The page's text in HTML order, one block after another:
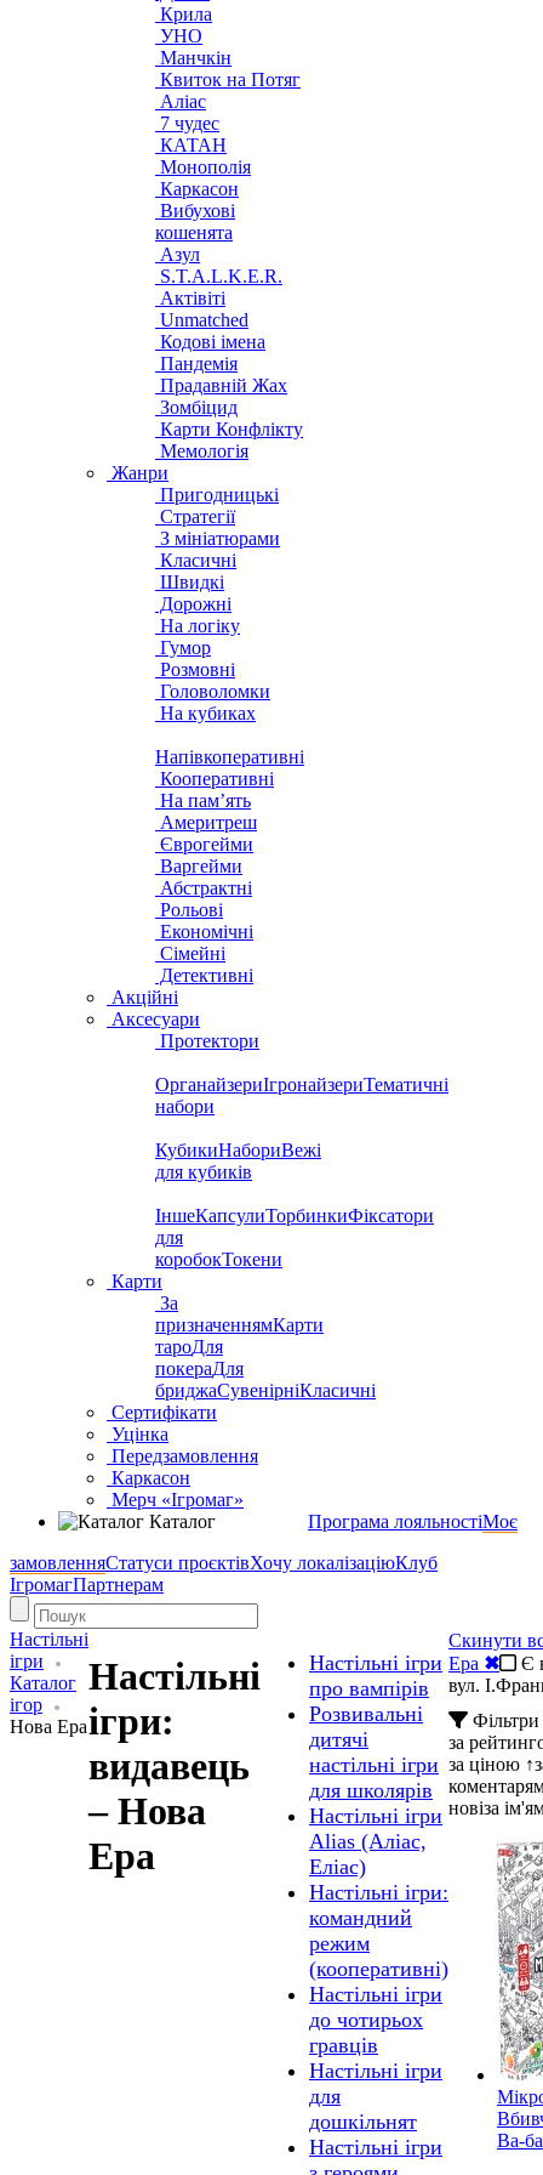
Крила
УНО
Манчкін
Квиток на Потяг
Аліас
7 чудес
КАТАН
Монополія
Каркасон
Вибухові
кошенята
Азул
S.T.A.L.K.E.R.
Актівіті
Unmatched
Кодові імена
Пандемія
Прадавній Жах
Зомбіцид
Карти Конфлікту
Мемологія
Жанри
Пригодницькі
Стратегії
З мініатюрами
Класичні
Швидкі
Дорожні
На логіку
Гумор
Розмовні
Головоломки
На кубиках
Напівкоперативні
Кооперативні
На пам’ять
Америтреш
Єврогейми
Варгейми
Абстрактні
Рольові
Економічні
Сімейні
Детективні
Акційні
Аксесуари
Протектори
ОрганайзериІгронайзериТематичні
набори
КубикиНабориВежі
для кубиків
ІншеКапсулиТорбинкиФіксатори
для
коробокТокени
Карти
За
призначеннямКарти
тароДля
покераДля
бриджаСувенірніКласичні
Сертифікати
Уцінка
Передзамовлення
Каркасон
Мерч «Ігромаг»
Каталог
Програма лояльностіМоє
замовленняСтатуси проєктівХочу локалізаціюКлуб
ІгромагПартнерам
Настільні
ігри
Каталог
ігор
Нова Ера
Настільні
ігри:
видавець
– Нова
Ера
Настільні ігри
про вампірів
Розвивальні
дитячі
настільні ігри
для школярів
Настільні ігри
Alias (Аліас,
Еліас)
Настільні ігри:
командний
режим
(кооперативні)
Настільні ігри
до чотирьох
гравців
Настільні ігри
для
дошкільнят
Настільні ігри
Скинути
Ера ✖
Є
вул.
Фільтри
за
за ціною ↑
новіза
Ва-